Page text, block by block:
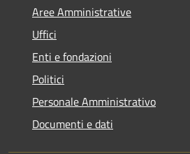
Aree Amministrative
Uffici
Enti e fondazioni
Politici
Personale Amministrativo
Documenti e dati